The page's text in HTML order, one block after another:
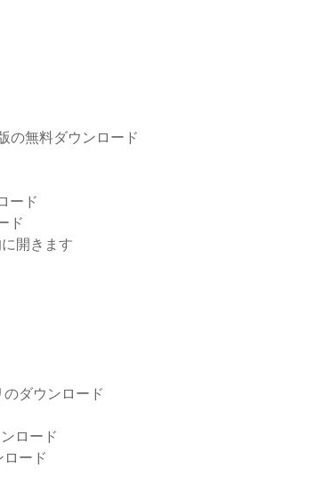
の無料ダウンロード
ード
ド
開きます
ダウンロード
ロード
ード